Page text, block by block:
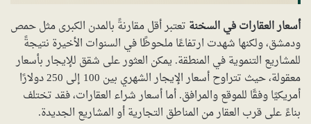
أسعار العقارات في السخنة تعتبر أقل مقارنةً بالمدن الكبرى مثل حمص
ودمشق، ولكنها شهدت ارتفاعًا ملحوظًا في السنوات الأخيرة نتيجةً
للمشاريع التنموية في المنطقة. يمكن العثور على شقق للإيجار بأسعار
معقولة، حيث تتراوح أسعار الإيجار الشهري بين 100 إلى 250 دولارًا
أمريكيًا وفقًا للموقع والمرافق. أما أسعار شراء العقارات، فقد تختلف
بناءً على قرب العقار من المناطق التجارية أو المشاريع الجديدة.